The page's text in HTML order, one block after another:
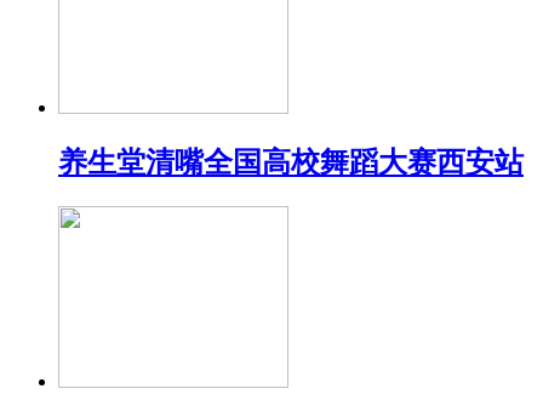
养生堂清嘴全国高校舞蹈大赛西安站